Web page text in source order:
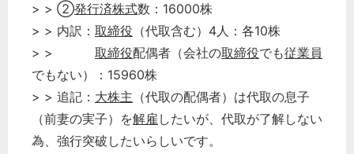
> > ②発行済株式数：16000株
> > 内訳： 取締役 （代取含む）4人：各10株
> > 取締役配偶者（会社の取締役でも従業員
でもない）：15960株
> > 追記： 大株主 （代取の配偶者）は代取の息子
（前妻の実子）を解雇 したいが、代取が了解しない
為、強行突破したいらしいです。